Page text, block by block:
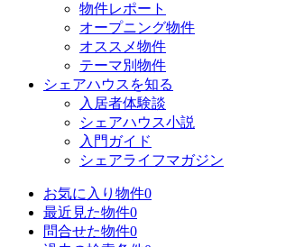
物件レポート
オープニング物件
オススメ物件
テーマ別物件
シェアハウスを知る
入居者体験談
シェアハウス小説
入門ガイド
シェアライフマガジン
お気に入り物件0
最近見た物件0
問合せた物件0